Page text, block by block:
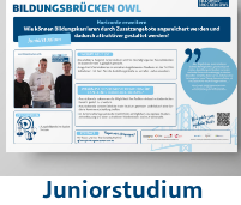
Juniorstudium